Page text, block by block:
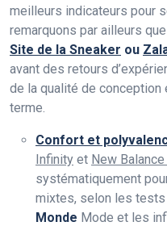
meilleurs indicateurs pour
remarquons par ailleurs que
Site de la Sneaker ou
avant des retours
de la qualité de conception
terme.
Confort et
Infinity et New
systématiquement
mixtes, selon les
Monde Mode et les